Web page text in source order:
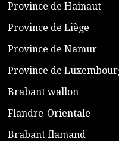
​Province de Hainaut
Province de Liège
​Province de Namur
​Province de
​Brabant wallon
​Flandre-Orientale
​Brabant flamand